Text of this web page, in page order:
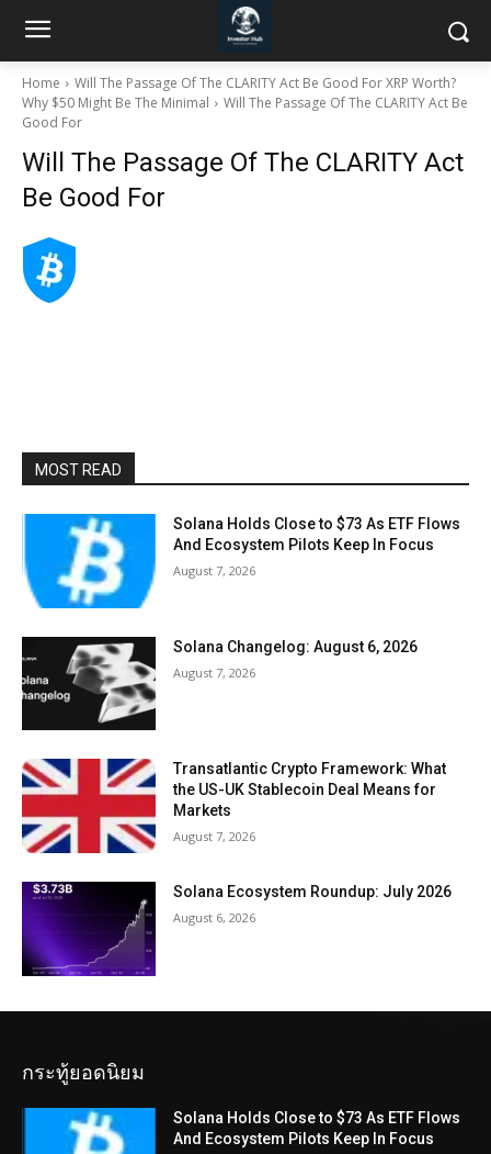
Home
Will The Passage Of The CLARITY Act Be Good For XRP Worth?
Why $50 Might Be The Minimal
Will The Passage Of The CLARITY Act Be
Good For
Will The Passage Of The CLARITY Act
Be Good For
MOST READ
Solana Holds Close to $73 As ETF Flows
And Ecosystem Pilots Keep In Focus
August 7, 2026
Solana Changelog: August 6, 2026
August 7, 2026
Transatlantic Crypto Framework: What
the US-UK Stablecoin Deal Means for
Markets
August 7, 2026
Solana Ecosystem Roundup: July 2026
August 6, 2026
กระทู้ยอดนิยม
Solana Holds Close to $73 As ETF Flows
And Ecosystem Pilots Keep In Focus